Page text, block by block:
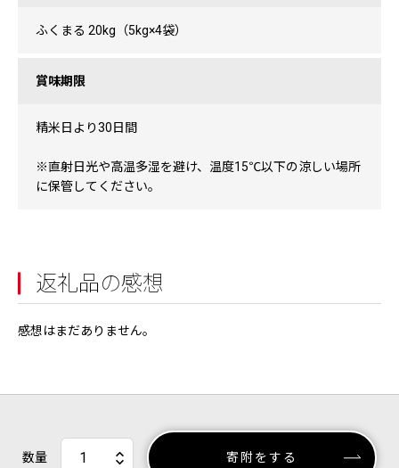
ふくまる 20kg（5kg×4袋）
賞味期限
精米日より30日間
※直射日光や高温多湿を避け、温度15℃以下の涼しい場所
に保管してください。
返礼品の感想
感想はまだありません。
数量 寄附をする